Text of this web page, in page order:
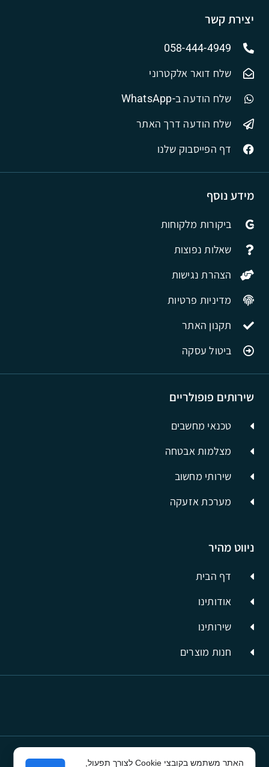
ניווט מהיר
דף הבית
אודותינו
שירותינו
חנות מוצרים
שירותים פופולריים
טכנאי מחשבים
מצלמות אבטחה
שירותי מחשוב
מערכת אזעקה
מידע נוסף
ביקורות מלקוחות
שאלות נפוצות
הצהרת נגישות
מדיניות פרטיות
תקנון האתר
ביטול עסקה
יצירת קשר
058-444-4949
שלח דואר אלקטרוני
שלח הודעה ב-WhatsApp
שלח הודעה דרך האתר
דף הפייסבוק שלנו
האתר משתמש בקובצי Cookie לצורך תפעול,